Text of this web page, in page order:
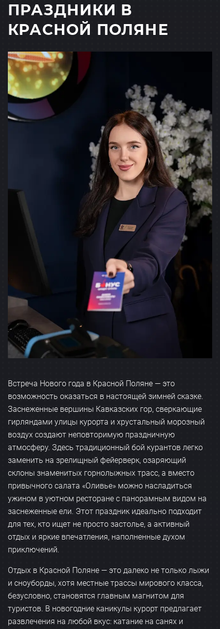
ПРАЗДНИКИ В
КРАСНОЙ ПОЛЯНЕ
Встреча Нового года в Красной Поляне — это
возможность оказаться в настоящей зимней сказке.
Заснеженные вершины Кавказских гор, сверкающие
гирляндами улицы курорта и хрустальный морозный
воздух создают неповторимую праздничную
атмосферу. Здесь традиционный бой курантов легко
заменить на зрелищный фейерверк, озаряющий
склоны знаменитых горнолыжных трасс, а вместо
привычного салата «Оливье» можно насладиться
ужином в уютном ресторане с панорамным видом на
заснеженные ели. Этот праздник идеально подходит
для тех, кто ищет не просто застолье, а активный
отдых и яркие впечатления, наполненные духом
приключений.
Отдых в Красной Поляне — это далеко не только лыжи
и сноуборды, хотя местные трассы мирового класса,
безусловно, становятся главным магнитом для
туристов. В новогодние каникулы курорт предлагает
развлечения на любой вкус: катание на санях и